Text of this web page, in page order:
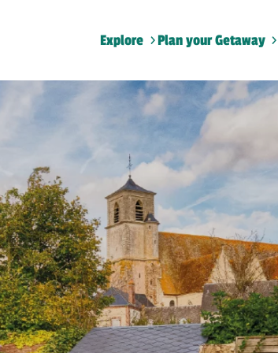
Explore Plan your Getaway